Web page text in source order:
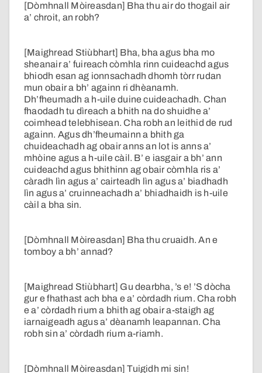
[Dòmhnall Mòireasdan] Bha thu air do thogail air
a’ chroit, an robh?
[Maighread Stiùbhart] Bha, bha agus bha mo
sheanair a’ fuireach còmhla rinn cuideachd agus
bhiodh esan ag ionnsachadh dhomh tòrr rudan
mun obair a bh’ againn ri dhèanamh.
Dh’fheumadh a h-uile duine cuideachadh. Chan
fhaodadh tu dìreach a bhith na do shuidhe a’
coimhead telebhisean. Cha robh an leithid de rud
againn. Agus dh’fheumainn a bhith ga
chuideachadh ag obair anns an lot is anns a’
mhòine agus a h-uile càil. B’ e iasgair a bh’ ann
cuideachd agus bhithinn ag obair còmhla ris a’
càradh lìn agus a’ cairteadh lìn agus a’ biadhadh
lìn agus a’ cruinneachadh a’ bhiadhaidh is h-uile
càil a bha sin.
[Dòmhnall Mòireasdan] Bha thu cruaidh. An e
tomboy a bh’ annad?
[Maighread Stiùbhart] Gu dearbha, ’s e! ’S dòcha
gur e fhathast ach bha e a’ còrdadh rium. Cha robh
e a’ còrdadh rium a bhith ag obair a-staigh ag
iarnaigeadh agus a’ dèanamh leapannan. Cha
robh sin a’ còrdadh rium a-riamh.
[Dòmhnall Mòireasdan] Tuigidh mi sin!